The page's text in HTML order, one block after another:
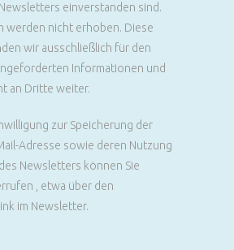
einverstanden sind.
werden nicht erhoben. Diese
wir ausschließlich für den
Informationen und
an Dritte weiter.
zur Speicherung der
Adresse sowie deren Nutzung
Newsletters können Sie
, etwa über den
im Newsletter.